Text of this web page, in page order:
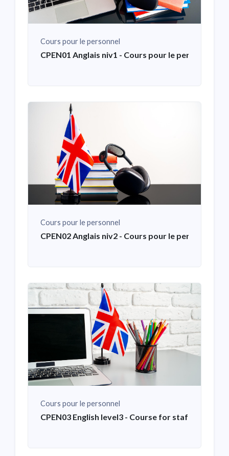
Cours pour le personnel
CPEN01 Anglais niv1 - Cours pour le personnel
Cours pour le personnel
CPEN02 Anglais niv2 - Cours pour le personnel
Cours pour le personnel
CPEN03 English level3 - Course for staff